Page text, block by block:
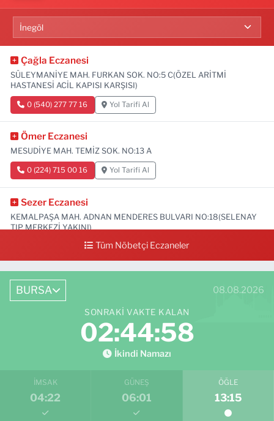
Çağla Eczanesi
SÜLEYMANİYE MAH. FURKAN SOK. NO:5 C(ÖZEL ARİTMİ
HASTANESİ ACİL KAPISI KARŞISI)
0 (540) 277 77 16 Yol Tarifi Al
Ömer Eczanesi
MESUDİYE MAH. TEMİZ SOK. NO:13 A
0 (224) 715 00 16 Yol Tarifi Al
Sezer Eczanesi
KEMALPAŞA MAH. ADNAN MENDERES BULVARI NO:18(SELENAY
TIP MERKEZİ YAKINI)
0 (224) 711 64 49 Yol Tarifi Al
Tüm Nöbetçi Eczaneler
BURSA 08.08.2026
SONRAKI VAKTE KALAN
02:44:57
İkindi Namazı
İMSAK
04:22
GÜNEŞ
06:01
ÖĞLE
13:15